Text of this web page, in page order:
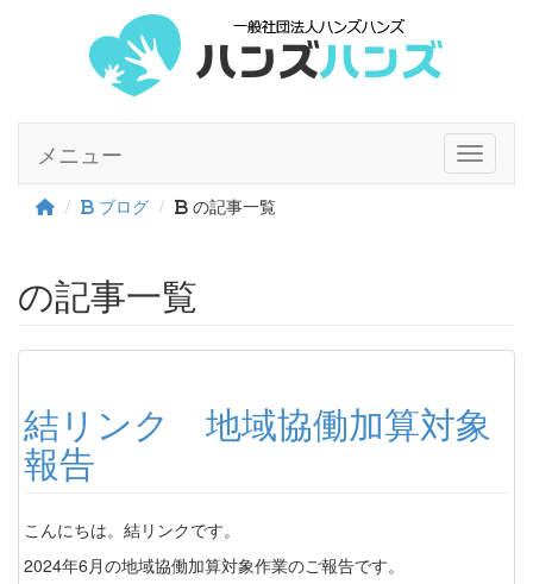
Toggle
メニュー
ブログ の記事一覧
の記事一覧
結リンク 地域協働加算対象
報告
こんにちは。結リンクです。
2024年6月の地域協働加算対象作業のご報告です。